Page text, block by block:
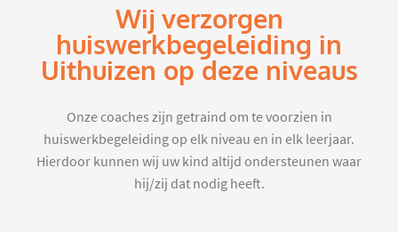
Wij verzorgen
huiswerkbegeleiding in
Uithuizen op deze niveaus
Onze coaches zijn getraind om te voorzien in
huiswerkbegeleiding op elk niveau en in elk leerjaar.
Hierdoor kunnen wij uw kind altijd ondersteunen waar
hij/zij dat nodig heeft.